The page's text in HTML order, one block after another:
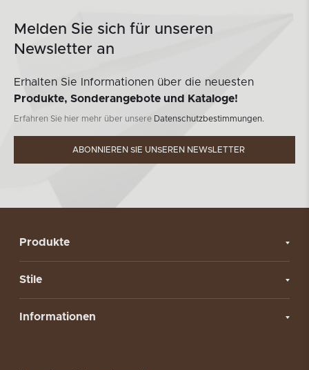
Melden Sie sich für unseren
Newsletter an
Erhalten Sie Informationen über die neuesten
Produkte, Sonderangebote und Kataloge!
Erfahren Sie hier mehr über unsere Datenschutzbestimmungen.
ABONNIEREN SIE UNSEREN NEWSLETTER
Produkte
Stile
Informationen